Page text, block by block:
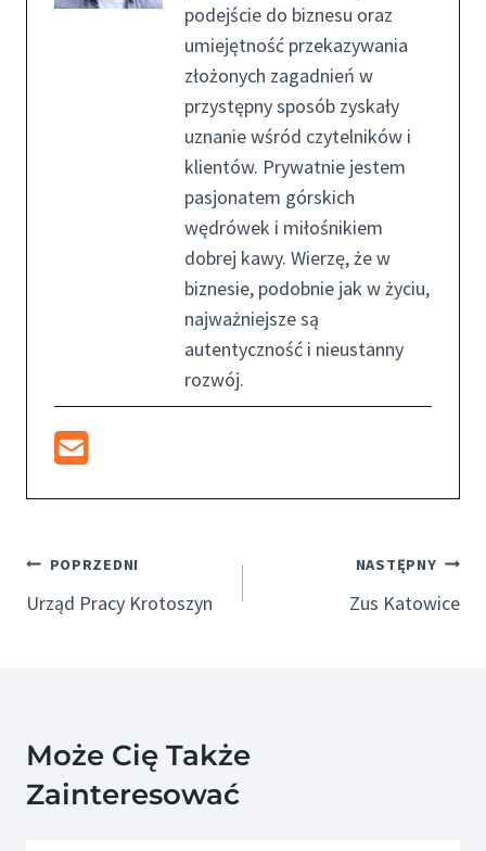
podejście do biznesu oraz
umiejętność przekazywania
złożonych zagadnień w
przystępny sposób zyskały
uznanie wśród czytelników i
klientów. Prywatnie jestem
pasjonatem górskich
wędrówek i miłośnikiem
dobrej kawy. Wierzę, że w
biznesie, podobnie jak w życiu,
najważniejsze są
autentyczność i nieustanny
rozwój.
Nawigacja
Wpisu
POPRZEDNI
Urząd Pracy Krotoszyn
NASTĘPNY
Zus Katowice
Może Cię Także
Zainteresować